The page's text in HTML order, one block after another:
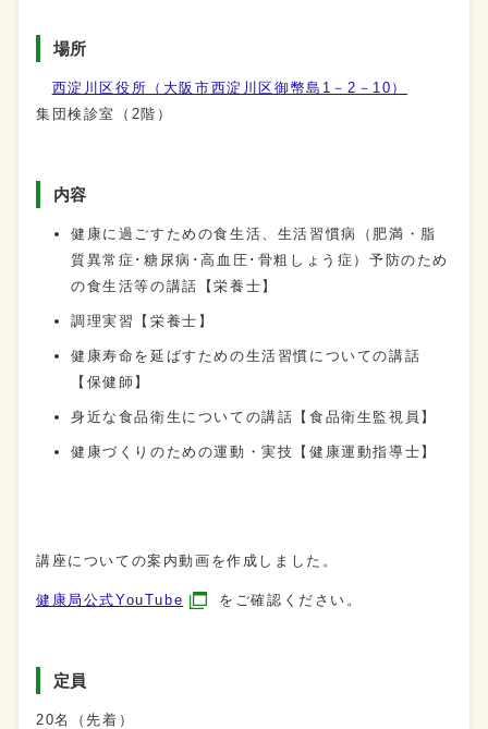
場所
西淀川区役所（大阪市西淀川区御幣島1－2－10）
集団検診室（2階）
内容
健康に過ごすための食生活、生活習慣病（肥満・脂
質異常症･糖尿病･高血圧･骨粗しょう症）予防のため
の食生活等の講話【栄養士】
調理実習【栄養士】
健康寿命を延ばすための生活習慣についての講話
【保健師】
身近な食品衛生についての講話【食品衛生監視員】
健康づくりのための運動・実技【健康運動指導士】
講座についての案内動画を作成しました。
健康局公式YouTube をご確認ください。
定員
20名（先着）